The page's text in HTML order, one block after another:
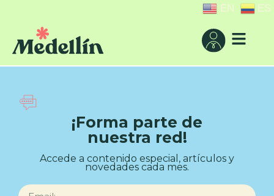
EN ES
¡Forma parte de
nuestra red!
Accede a contenido especial, artículos y
novedades cada mes.